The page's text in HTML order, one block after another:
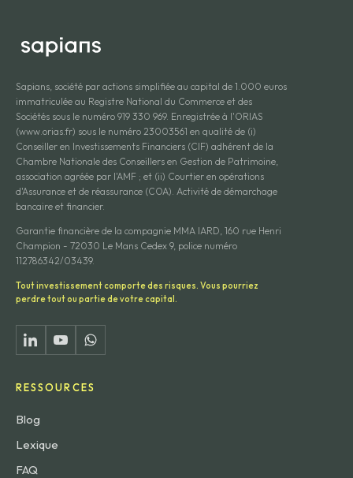
Sapians, société par actions simplifiée au capital de 1.000 euros
immatriculée au Registre National du Commerce et des
Sociétés sous le numéro 919 330 969. Enregistrée à l'ORIAS
(www.orias.fr) sous le numéro 23003561 en qualité de (i)
Conseiller en Investissements Financiers (CIF) adhérent de la
Chambre Nationale des Conseillers en Gestion de Patrimoine,
association agréée par l'AMF ; et (ii) Courtier en opérations
d'Assurance et de réassurance (COA). Activité de démarchage
bancaire et financier.
Garantie financière de la compagnie MMA IARD, 160 rue Henri
Champion - 72030 Le Mans Cedex 9, police numéro
112786342/03439.
Tout investissement comporte des risques. Vous pourriez
perdre tout ou partie de votre capital.
RESSOURCES
Blog
Lexique
FAQ